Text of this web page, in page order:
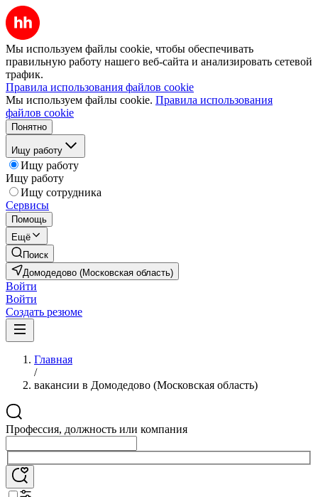
Мы используем файлы cookie, чтобы обеспечивать
правильную работу нашего веб-сайта и анализировать сетевой
трафик.
Правила использования файлов cookie
Мы используем файлы cookie. Правила использования
файлов cookie
Понятно
Ищу работу
Ищу работу
Ищу работу
Ищу сотрудника
Сервисы
Помощь
Ещё
Поиск
Домодедово (Московская область)
Войти
Войти
Создать резюме
Главная
/
вакансии в Домодедово (Московская область)
Профессия, должность или компания